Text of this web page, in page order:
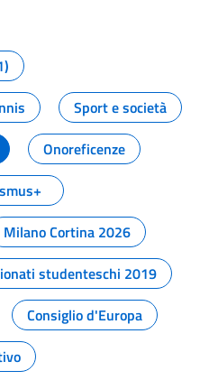
Sport e società
Onoreficenze
Milano Cortina 2026
studenteschi 2019
Consiglio d'Europa